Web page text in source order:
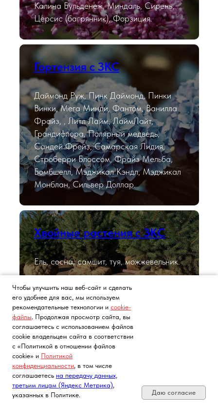
Калина Бульденеж, Миндаль, Сирень,
Церсис (багрянник), Форзиция.
Гортензия с ЗКС
Даймонд Руж, Пинк Даймонд, Пинки
Винки, Мега Минди, Фантом, Ванилла
Фрайз, , Литл Лайм, ЛаймЛайт,
Грандифлора, Полярный медведь,
Сандей Фрейз, Самарская Лидия,
Строберри Блоссом, Фрайз Мельба,
Бомбшелл, Мэджикал Кэндл, Мэджикал
Монблан, Сильвер Доллар.
Хвойные растения с ЗКС
Ель, сосна, самшит, туя, можжевельник.
Хоста
Саженцы в контейнерах.
Лаванда
Чтобы улучшить наш веб-сайт и сделать
его удобнее для вас, мы используем
рекомендательные технологии и cookie-
файлы. Продолжая просмотр сайта, вы
соглашаетесь с использованием файлов
cookie владельцем сайта в соответствии
с «Политикой в отношении файлов
cookie» и Политикой
конфиденциальности, в том числе
соглашаетесь на передачу данных,
третьим лицам (Яндекс Метрика),
указанных в Политике.
Даю согласие